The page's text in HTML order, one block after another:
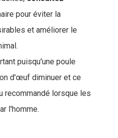
pour éviter la
et améliorer le
puisqu'une poule
d'œuf diminuer et ce
recommandé lorsque les
l'homme.